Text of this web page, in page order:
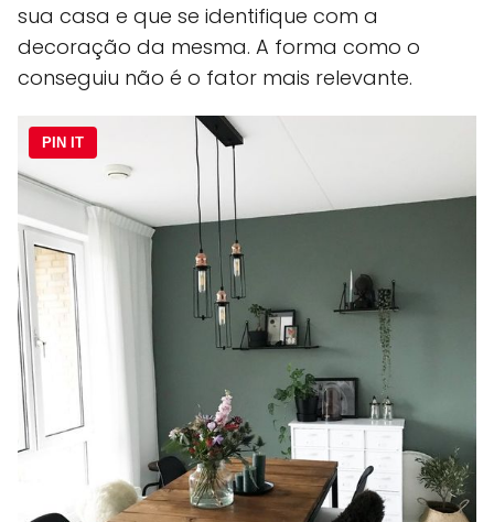
sua casa e que se identifique com a
decoração da mesma. A forma como o
conseguiu não é o fator mais relevante.
PIN IT